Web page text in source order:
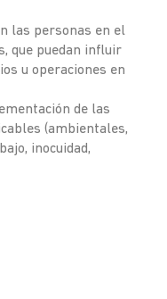
las personas en el
que puedan influir
u operaciones en
de las
(ambientales,
inocuidad,